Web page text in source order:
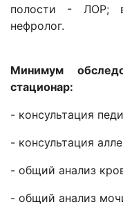
полости - ЛОР;
нефролог.
Минимум
стационар:
- консультация
- консультация
- общий анализ
- общий анализ